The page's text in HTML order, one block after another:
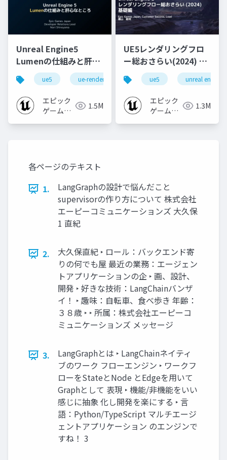
Unreal Engine5
Lumenの仕組みと肝心
なところ
ue5 ue-rendering ue-lumen
エピック
ゲームズ
1.5M
UE5レンダリングフロ
ー総おさらい(2024) 基
礎編！
[CEDEC+KYUSHU
2024]
ue5 unreal engine
エピック
ゲームズ
1.3M
各ページのテキスト
1.
LangGraphの設計で悩んだこと
supervisorの作り方について 株式会社
エーピーコミュニケーションズ 大久保
1 直紀
2.
大久保直紀 ‣ ロール：バックエンド寄
りの何でも屋 最近の業務：エージェン
トアプリケーションの企 ‣ 画、設計、
開発 ‣ 好きな技術：LangChainバンザ
イ！ ‣ 趣味：自転車、食べ歩き 年齢：
３８歳 ‣ ‣ 所属：株式会社エーピーコ
ミュニケーションズ メッセージ
3.
LangGraphとは ‣ LangChainネイティ
ブのワーク フローエンジン ‣ ワークフ
ローをStateとNode とEdgeを用いて
Graphとして 表現 ‣ 機能/非機能をいい
感じに抽象 化し開発を楽にする ‣ 言
語：Python/TypeScript マルチエージ
ェントアプリケーション のエンジンで
すね！ 3